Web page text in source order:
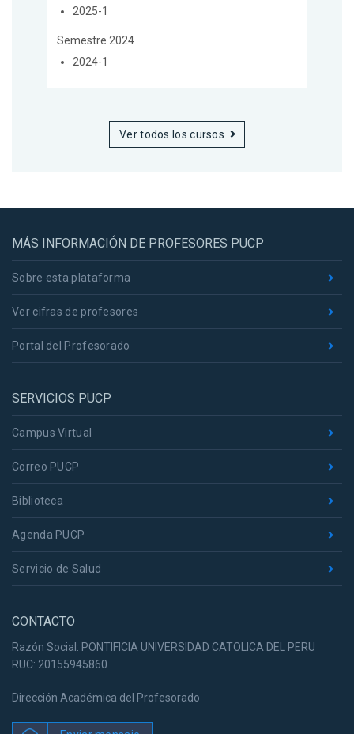
2025-1
Semestre 2024
2024-1
Ver todos los cursos
MÁS INFORMACIÓN DE PROFESORES PUCP
Sobre esta plataforma
Ver cifras de profesores
Portal del Profesorado
SERVICIOS PUCP
Campus Virtual
Correo PUCP
Biblioteca
Agenda PUCP
Servicio de Salud
CONTACTO
Razón Social: PONTIFICIA UNIVERSIDAD CATOLICA DEL PERU
RUC: 20155945860
Dirección Académica del Profesorado